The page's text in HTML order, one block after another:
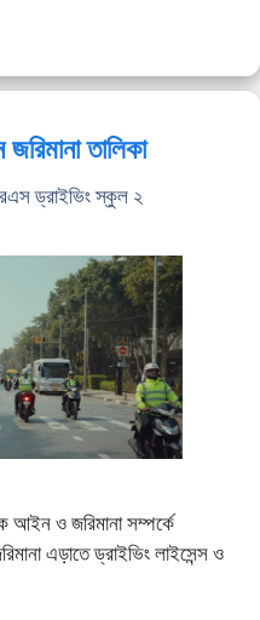
তালিকা
ড্রাইভিং স্কুল ২
আইন ও জরিমানা সম্পর্কে
এড়াতে ড্রাইভিং লাইসেন্স ও